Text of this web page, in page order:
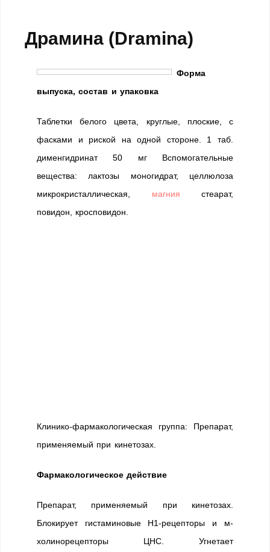
Драмина (Dramina)
Форма
выпуска, состав и упаковка
Таблетки белого цвета, круглые, плоские, с
фасками и риской на одной стороне. 1 таб.
дименгидринат 50 мг Вспомогательные
вещества: лактозы моногидрат, целлюлоза
микрокристаллическая, магния стеарат,
повидон, кросповидон.
Клинико-фармакологическая группа: Препарат,
применяемый при кинетозах.
Фармакологическое действие
Препарат, применяемый при кинетозах.
Блокирует гистаминовые H1-рецепторы и м-
холинорецепторы ЦНС. Угнетает